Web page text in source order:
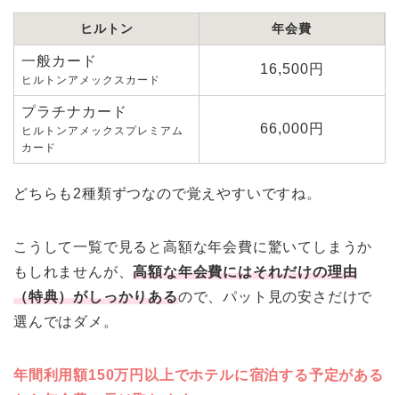
ヒルトン 年会費
一般カード
ヒルトンアメックスカード
16,500円
プラチナカード
ヒルトンアメックスプレミアム
カード
66,000円
どちらも2種類ずつなので覚えやすいですね。
こうして一覧で見ると高額な年会費に驚いてしまうか
もしれませんが、高額な年会費にはそれだけの理由
（特典）がしっかりあるので、パット見の安さだけで
選んではダメ。
年間利用額150万円以上でホテルに宿泊する予定がある